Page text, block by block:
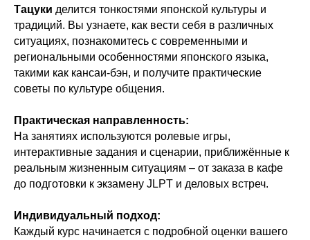
Тацуки делится тонкостями японской культуры и
традиций. Вы узнаете, как вести себя в различных
ситуациях, познакомитесь с современными и
региональными особенностями японского языка,
такими как кансаи-бэн, и получите практические
советы по культуре общения.
Практическая направленность:
На занятиях используются ролевые игры,
интерактивные задания и сценарии, приближённые к
реальным жизненным ситуациям – от заказа в кафе
до подготовки к экзамену JLPT и деловых встреч.
Индивидуальный подход:
Каждый курс начинается с подробной оценки вашего